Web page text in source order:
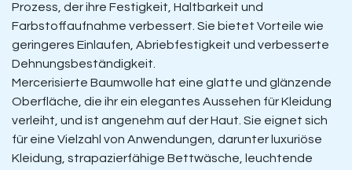
Prozess, der ihre Festigkeit, Haltbarkeit und
Farbstoffaufnahme verbessert. Sie bietet Vorteile wie
geringeres Einlaufen, Abriebfestigkeit und verbesserte
Dehnungsbeständigkeit.
Mercerisierte Baumwolle hat eine glatte und glänzende
Oberfläche, die ihr ein elegantes Aussehen für Kleidung
verleiht, und ist angenehm auf der Haut. Sie eignet sich
für eine Vielzahl von Anwendungen, darunter luxuriöse
Kleidung, strapazierfähige Bettwäsche, leuchtende